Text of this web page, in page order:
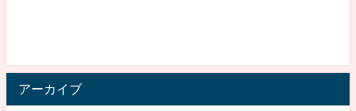
アーカイブ